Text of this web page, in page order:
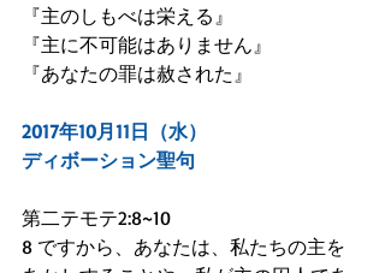
『主のしもべは栄える』
『主に不可能はありません』
『あなたの罪は赦された』
2017年10月11日（水）
ディボーション聖句
第二テモテ2:8~10
8 ですから、あなたは、私たちの主を